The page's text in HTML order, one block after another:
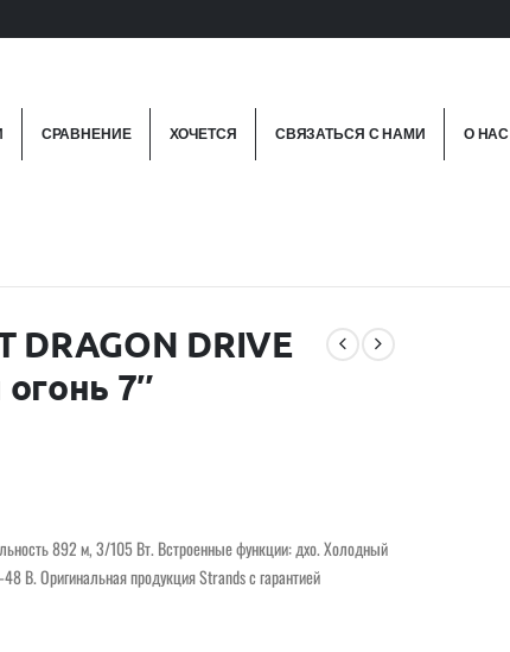
СРАВНЕНИЕ ХОЧЕТСЯ СВЯЗАТЬСЯ С НАМИ О НАС
DRAGON DRIVE
7″
892 м, 3/105 Вт. Встроенные функции: дхо. Холодный
В. Оригинальная продукция Strands с гарантией